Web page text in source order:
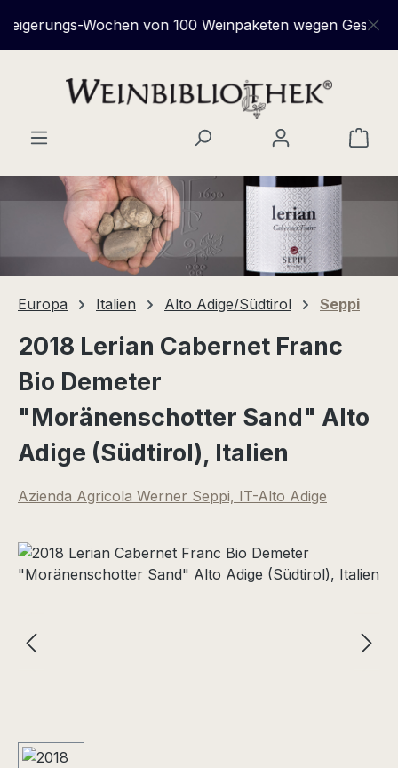
Zum Hauptinhalt springen
Wochen von 100 Weinpaketen wegen
Europa Italien Alto Adige/Südtirol Seppi
2018 Lerian Cabernet Franc
Bio Demeter
"Moränenschotter Sand" Alto
Adige (Südtirol), Italien
Azienda Agricola Werner Seppi, IT-Alto Adige
Bildergalerie überspringen